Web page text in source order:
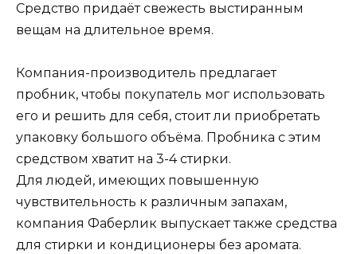
Средство придаёт свежесть выстиранным
вещам на длительное время.
Компания-производитель предлагает
пробник, чтобы покупатель мог использовать
его и решить для себя, стоит ли приобретать
упаковку большого объёма. Пробника с этим
средством хватит на 3-4 стирки.
Для людей, имеющих повышенную
чувствительность к различным запахам,
компания Фаберлик выпускает также средства
для стирки и кондиционеры без аромата.